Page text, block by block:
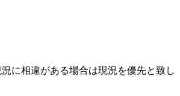
に相違がある場合は現況を優先と致し